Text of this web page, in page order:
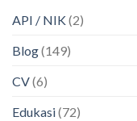
API / NIK(2)
Blog(149)
CV(6)
Edukasi(72)